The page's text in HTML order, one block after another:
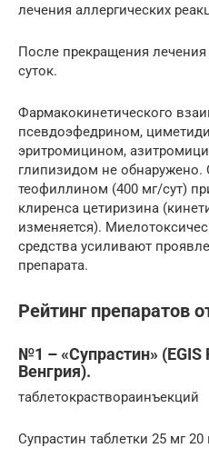
лечения аллергических
После прекращения лечения
суток.
Фармакокинетического
псевдоэфедрином,
эритромицином,
глипизидом не обнаружено.
теофиллином (400 мг/сут)
клиренса цетиризина
изменяется).
средства усиливают
препарата.
Рейтинг препаратов
№1 – «Супрастин»
Венгрия).
таблетокраствораинъекций
Супрастин таблетки 25 мг 20